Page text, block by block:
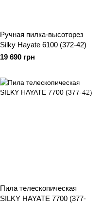
Ручная пилка-высоторез
Silky Hayate 6100 (372-42)
19 690 грн
Пила телескопическая
SILKY HAYATE 7700 (377-